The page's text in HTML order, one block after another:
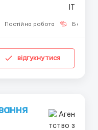
годи...
Постійна робота Без
відгукнутися